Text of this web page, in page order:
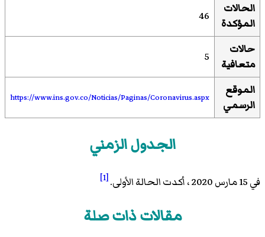
الحالات
المؤكدة
46
حالات
متعافية
5
الموقع
الرسمي
https://www.ins.gov.co/Noticias/Paginas/Coronavirus.aspx
الجدول الزمني
في 15 مارس 2020 ، أكدت الحالة الأولى. [1]
مقالات ذات صلة